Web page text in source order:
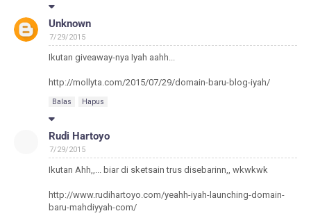
Unknown
7/29/2015
Ikutan giveaway-nya Iyah aahh...
http://mollyta.com/2015/07/29/domain-baru-blog-iyah/
Balas Hapus
Rudi Hartoyo
7/29/2015
Ikutan Ahh,,... biar di sketsain trus disebarinn,, wkwkwk
http://www.rudihartoyo.com/yeahh-iyah-launching-domain-
baru-mahdiyyah-com/